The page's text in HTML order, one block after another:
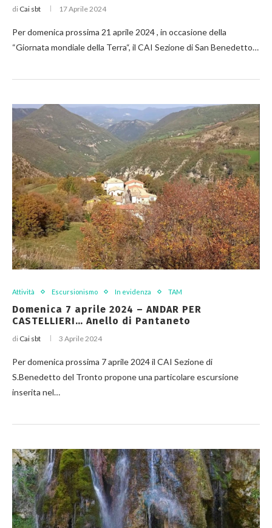
di Cai sbt 17 Aprile 2024
Per domenica prossima 21 aprile 2024 , in occasione della
“Giornata mondiale della Terra“, il CAI Sezione di San Benedetto…
Attività Escursionismo In evidenza TAM
Domenica 7 aprile 2024 – ANDAR PER
CASTELLIERI… Anello di Pantaneto
di Cai sbt 3 Aprile 2024
Per domenica prossima 7 aprile 2024 il CAI Sezione di
S.Benedetto del Tronto propone una particolare escursione
inserita nel…